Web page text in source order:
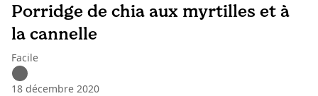
Porridge de chia aux myrtilles et à
la cannelle
Facile
18 décembre 2020